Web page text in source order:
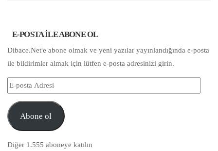
E-POSTA ILE ABONE OL
Dibace.Net'e abone olmak ve yeni yazılar yayınlandığında e-posta
ile bildirimler almak için lütfen e-posta adresinizi girin.
E-
Adresi
Abone ol
Diğer 1.555 aboneye katılın